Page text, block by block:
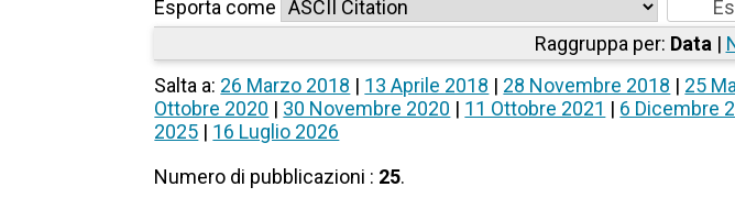
Esporta come
Raggruppa per: Data|
Salta a: 26 Marzo 2018 | 13 Aprile 2018 | 28 Novembre 2018 | 25
Ottobre 2020 | 30 Novembre 2020 | 11 Ottobre 2021 | 6 Dicembre
2025 | 16 Luglio 2026
Numero di pubblicazioni : 25.